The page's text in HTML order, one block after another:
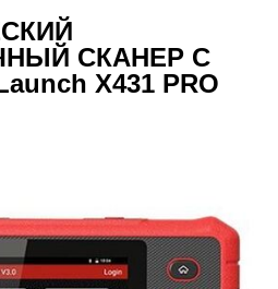
СКАНЕР C
X431 PRO